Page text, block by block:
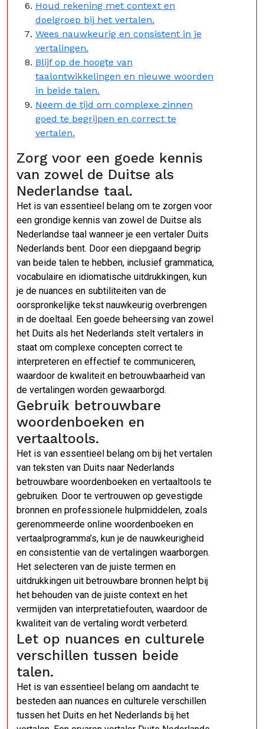
Houd rekening met context en
doelgroep bij het vertalen.
Wees nauwkeurig en consistent in je
vertalingen.
Blijf op de hoogte van
taalontwikkelingen en nieuwe woorden
in beide talen.
Neem de tijd om complexe zinnen
goed te begrijpen en correct te
vertalen.
Zorg voor een goede kennis
van zowel de Duitse als
Nederlandse taal.
Het is van essentieel belang om te zorgen voor
een grondige kennis van zowel de Duitse als
Nederlandse taal wanneer je een vertaler Duits
Nederlands bent. Door een diepgaand begrip
van beide talen te hebben, inclusief grammatica,
vocabulaire en idiomatische uitdrukkingen, kun
je de nuances en subtiliteiten van de
oorspronkelijke tekst nauwkeurig overbrengen
in de doeltaal. Een goede beheersing van zowel
het Duits als het Nederlands stelt vertalers in
staat om complexe concepten correct te
interpreteren en effectief te communiceren,
waardoor de kwaliteit en betrouwbaarheid van
de vertalingen worden gewaarborgd.
Gebruik betrouwbare
woordenboeken en
vertaaltools.
Het is van essentieel belang om bij het vertalen
van teksten van Duits naar Nederlands
betrouwbare woordenboeken en vertaaltools te
gebruiken. Door te vertrouwen op gevestigde
bronnen en professionele hulpmiddelen, zoals
gerenommeerde online woordenboeken en
vertaalprogramma’s, kun je de nauwkeurigheid
en consistentie van de vertalingen waarborgen.
Het selecteren van de juiste termen en
uitdrukkingen uit betrouwbare bronnen helpt bij
het behouden van de juiste context en het
vermijden van interpretatiefouten, waardoor de
kwaliteit van de vertaling wordt verbeterd.
Let op nuances en culturele
verschillen tussen beide
talen.
Het is van essentieel belang om aandacht te
besteden aan nuances en culturele verschillen
tussen het Duits en het Nederlands bij het